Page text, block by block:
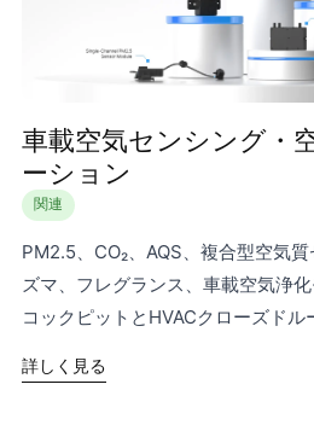
車載空気センシング・
ーション
関連
PM2.5、CO₂、AQS、複合型空気
ズマ、フレグランス、車載空気浄
コックピットとHVACクローズドル
詳しく見る